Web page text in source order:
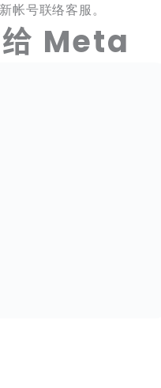
帐号联络客服。
Meta